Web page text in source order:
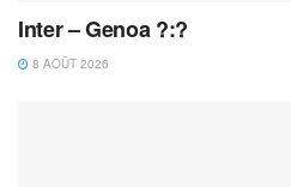
Inter – Genoa ?:?
8 AOÛT 2026